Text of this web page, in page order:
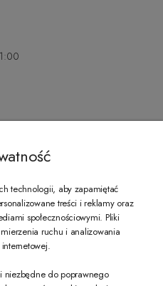
Gdy zapiszesz się do naszego
technologii, aby zapamiętać
treści i reklamy oraz
społecznościowymi. Pliki
ruchu i analizowania
niezbędne do poprawnego